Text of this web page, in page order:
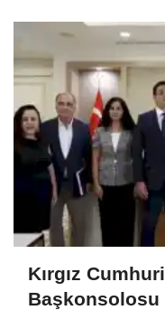
Kırgız
Başkonsolosu